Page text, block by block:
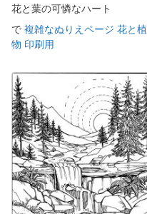
花と葉の可憐なハート
で 複雑なぬりえページ 花と植
物 印刷用